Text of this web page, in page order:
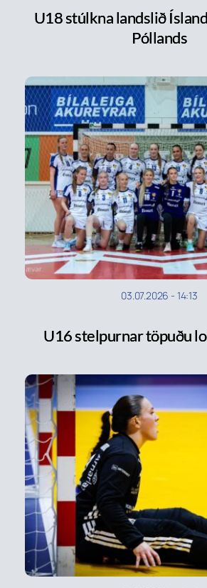
U18 stúlkna landslið
Póllands
03.07.2026 - 14:13
U16 stelpurnar töpuðu